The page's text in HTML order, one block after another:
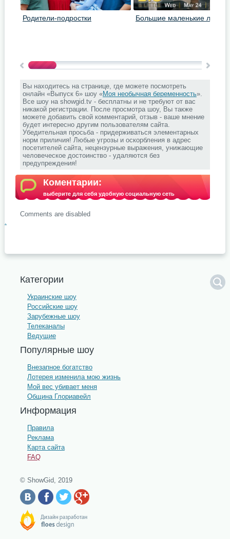
Родители-подростки Большие маленькие люди
Вы находитесь на странице, где можете посмотреть
онлайн «Выпуск 6» шоу «Моя необычная беременность».
Все шоу на showgid.tv - бесплатны и не требуют от вас
никакой регистрации. После просмотра шоу, Вы также
можете добавить свой комментарий, отзыв - ваше мнение
будет интересно другим пользователям сайта.
Убедительная просьба - придерживаться элементарных
норм приличия! Любые угрозы и оскорбления в адрес
посетителей сайта, нецензурные выражения, унижающие
человеческое достоинство - удаляются без
предупреждения!
Коментарии:
выберите для себя удобную социальную сеть
Comments are disabled
.
Категории
Украинские шоу
Российские шоу
Зарубежные шоу
Телеканалы
Ведущие
Популярные шоу
Внезапное богатство
Лотерея изменила мою жизнь
Мой вес убивает меня
Община Глориавейл
Информация
Правила
Реклама
Карта сайта
FAQ
© ShowGid, 2019